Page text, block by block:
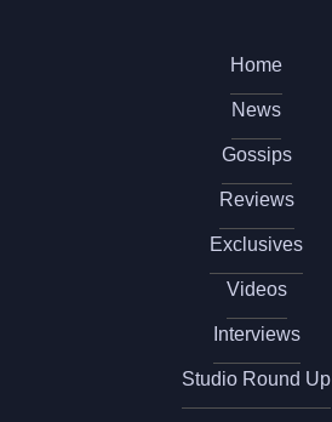
Home
News
Gossips
Reviews
Exclusives
Videos
Interviews
Studio Round Up